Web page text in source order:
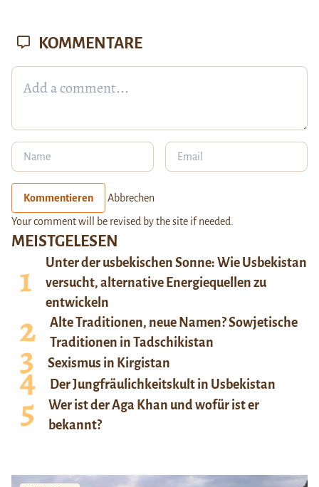
MEISTGELESEN
Unter der usbekischen Sonne: Wie Usbekistan
versucht, alternative Energiequellen zu
entwickeln
Alte Traditionen, neue Namen? Sowjetische
Traditionen in Tadschikistan
Sexismus in Kirgistan
Der Jungfräulichkeitskult in Usbekistan
Wer ist der Aga Khan und wofür ist er
bekannt?
KOMMENTARE
Kommentieren Abbrechen
Your comment will be revised by the site if needed.